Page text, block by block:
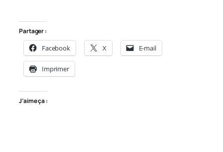
Partager :
Facebook X E-mail
Imprimer
J’aime ça :